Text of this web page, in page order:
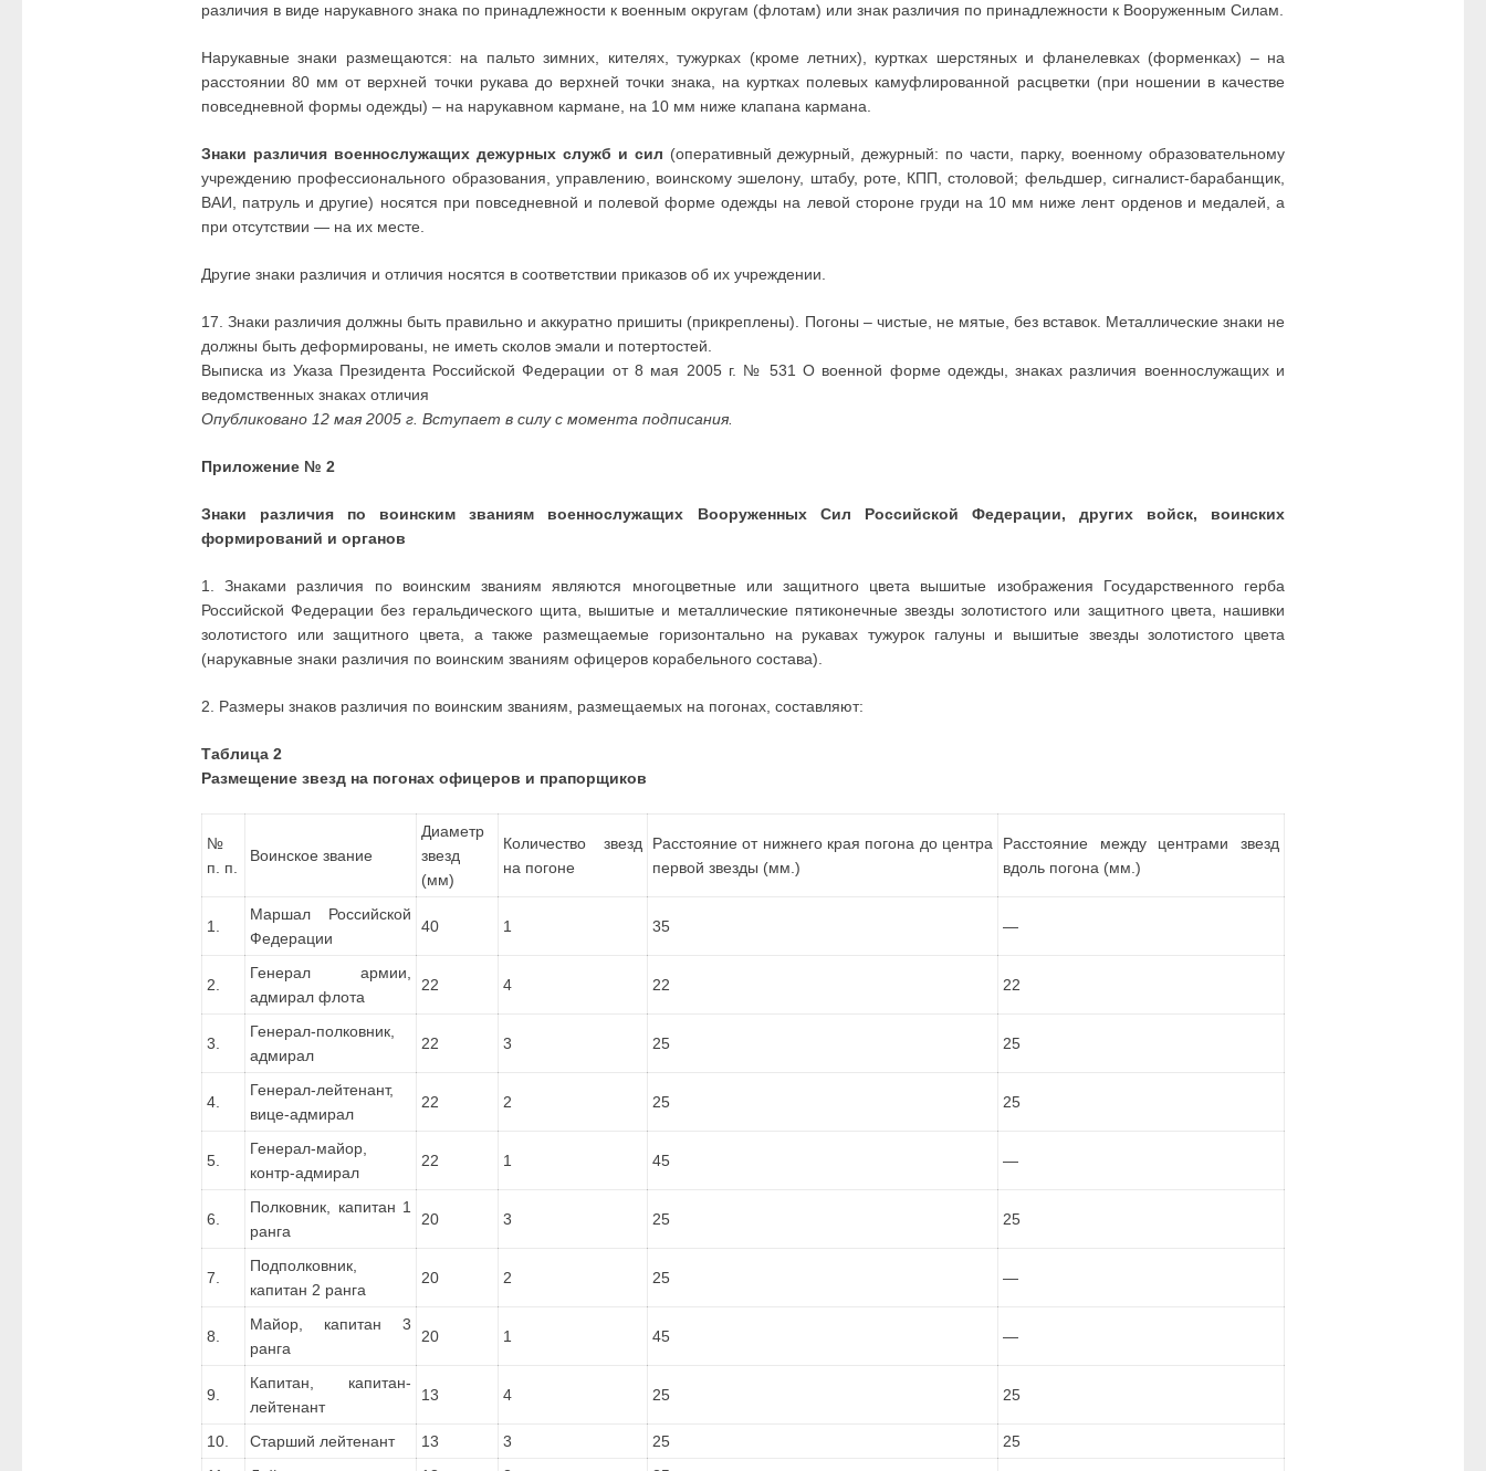
различия в виде нарукавного знака по принадлежности к военным округам (флотам) или знак различия по принадлежности к Вооруженным Силам.
Нарукавные знаки размещаются: на пальто зимних, кителях, тужурках (кроме летних), куртках шерстяных и фланелевках (форменках) – на
расстоянии 80 мм от верхней точки рукава до верхней точки знака, на куртках полевых камуфлированной расцветки (при ношении в качестве
повседневной формы одежды) – на нарукавном кармане, на 10 мм ниже клапана кармана.
Знаки различия военнослужащих дежурных служб и сил (оперативный дежурный, дежурный: по части, парку, военному образовательному
учреждению профессионального образования, управлению, воинскому эшелону, штабу, роте, КПП, столовой; фельдшер, сигналист-барабанщик,
ВАИ, патруль и другие) носятся при повседневной и полевой форме одежды на левой стороне груди на 10 мм ниже лент орденов и медалей, а
при отсутствии — на их месте.
Другие знаки различия и отличия носятся в соответствии приказов об их учреждении.
17. Знаки различия должны быть правильно и аккуратно пришиты (прикреплены). Погоны – чистые, не мятые, без вставок. Металлические знаки не
должны быть деформированы, не иметь сколов эмали и потертостей.
Выписка из Указа Президента Российской Федерации от 8 мая 2005 г. № 531 О военной форме одежды, знаках различия военнослужащих и
ведомственных знаках отличия
Опубликовано 12 мая 2005 г. Вступает в силу с момента подписания.
Приложение № 2
Знаки различия по воинским званиям военнослужащих Вооруженных Сил Российской Федерации, других войск, воинских
формирований и органов
1. Знаками различия по воинским званиям являются многоцветные или защитного цвета вышитые изображения Государственного герба
Российской Федерации без геральдического щита, вышитые и металлические пятиконечные звезды золотистого или защитного цвета, нашивки
золотистого или защитного цвета, а также размещаемые горизонтально на рукавах тужурок галуны и вышитые звезды золотистого цвета
(нарукавные знаки различия по воинским званиям офицеров корабельного состава).
2. Размеры знаков различия по воинским званиям, размещаемых на погонах, составляют:
Таблица 2
Размещение звезд на погонах офицеров и прапорщиков
№
п. п.
Воинское звание
Диаметр
звезд
(мм)
Количество звезд
на погоне
Расстояние от нижнего края погона до центра
первой звезды (мм.)
Расстояние между центрами звезд
вдоль погона (мм.)
1.
Маршал Российской
Федерации
40 1 35 —
2.
Генерал армии,
адмирал флота
22 4 22 22
3.
Генерал-полковник,
адмирал
22 3 25 25
4.
Генерал-лейтенант,
вице-адмирал
22 2 25 25
5.
Генерал-майор,
контр-адмирал
22 1 45 —
6.
Полковник, капитан 1
ранга
20 3 25 25
7.
Подполковник,
капитан 2 ранга
20 2 25 —
8.
Майор, капитан 3
ранга
20 1 45 —
9.
Капитан, капитан-
лейтенант
13 4 25 25
10. Старший лейтенант 13 3 25
25